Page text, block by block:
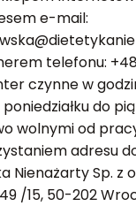
e-mail:
telefonu:
czynne w
poniedziałku do
wolnymi od
adresu
Nienażarty Sp. z
/15, 50-202